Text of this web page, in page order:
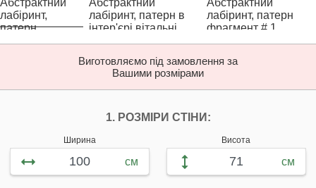
Виготовляємо під замовлення за
Вашими розмірами
1. РОЗМІРИ СТІНИ:
Ширина
см
Висота
см